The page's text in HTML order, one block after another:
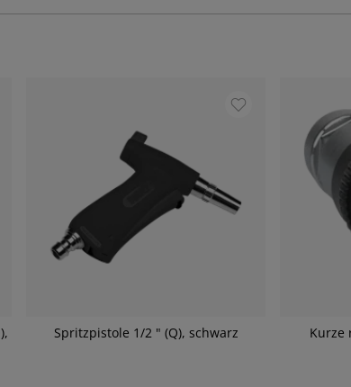
Spritzpistole 1/2 " (Q), schwarz Kurze